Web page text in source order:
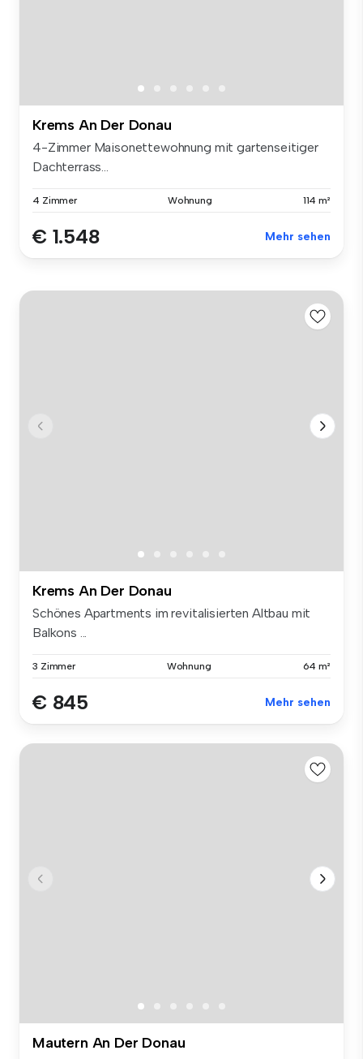
Krems An Der Donau
4-Zimmer Maisonettewohnung mit gartenseitiger
Dachterrass...
4 Zimmer Wohnung 114 m²
€ 1.548 Mehr sehen
Krems An Der Donau
Schönes Apartments im revitalisierten Altbau mit
Balkons ...
3 Zimmer Wohnung 64 m²
€ 845 Mehr sehen
Mautern An Der Donau